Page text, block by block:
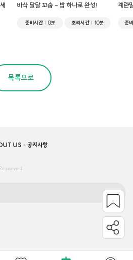
바삭 달달 꼬숩 - 밥 하나로 완성!
준비시간 0분 조리시간 10분
계란
준
목록으로
US 공지사항